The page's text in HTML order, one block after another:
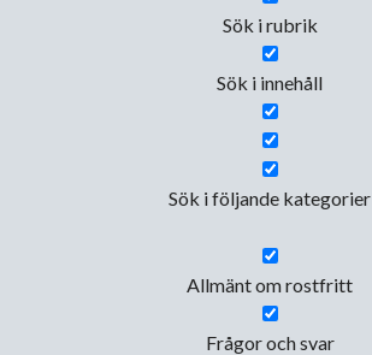
Sök i rubrik
Sök i innehåll
Sök i följande kategorier
Allmänt om rostfritt
Frågor och svar